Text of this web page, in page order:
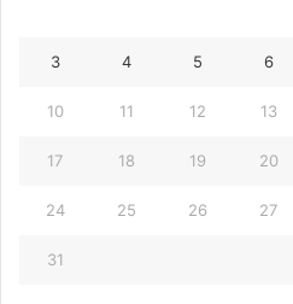
3 4 5 6
10 11 12 13
17 18 19 20
24 25 26 27
31